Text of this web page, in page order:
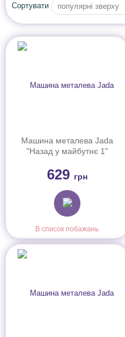
Сортувати популярні зверху
Машина металева Jada
"Назад у майбутнє 1"
1:32, 8+
629 грн
В список побажань